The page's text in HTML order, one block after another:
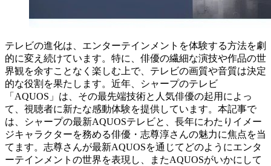
テレビの進化は、エンターテインメントを体験する方法を劇
的に変え続けています。特に、俳優の繊細な演技や作品の世
界観を余すことなく楽しむ上で、テレビの画質や音質は決定
的な役割を果たします。近年、シャープのテレビ
「AQUOS」は、その最先端技術と人気俳優の起用によっ
て、視聴者に新たな感動体験を提供しています。本記事で
は、シャープの最新AQUOSテレビと、長年にわたりイメー
ジキャラクターを務める俳優・志尊淳さんの魅力に焦点を当
てます。志尊さんが最新AQUOSを通じてどのようにエンタ
ーテインメントの世界を表現し、またAQUOSがいかにして